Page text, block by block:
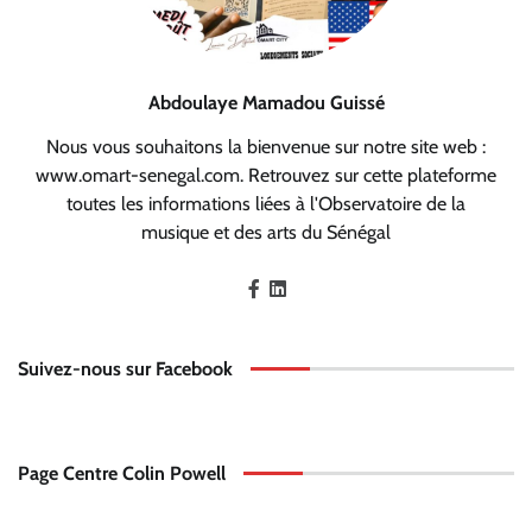
Abdoulaye Mamadou Guissé
Nous vous souhaitons la bienvenue sur notre site web :
www.omart-senegal.com. Retrouvez sur cette plateforme
toutes les informations liées à l'Observatoire de la
musique et des arts du Sénégal
Suivez-nous sur Facebook
Page Centre Colin Powell